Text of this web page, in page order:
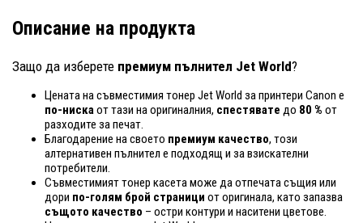
Описание на продукта
Защо да изберете премиум пълнител Jet World?
Цената на съвместимия тонер Jet World за принтери Canon е
по-нискаот тази на оригиналния, спестявате до 80 % от
разходите за печат.
Благодарение на своето премиум качество, този
алтернативен пълнител е подходящ и за взискателни
потребители.
Съвместимият тонер касета може да отпечата същия или
дори по-голям брой страници от оригинала, като запазва
същото качество – остри контури и наситени цветове.